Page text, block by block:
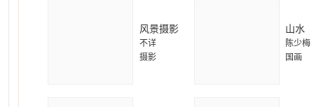
风景摄影
不详
摄影
山水
陈少梅
国画